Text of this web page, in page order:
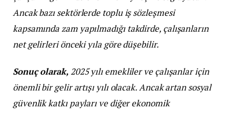
Ancak bazı sektörlerde toplu iş sözleşmesi
kapsamında zam yapılmadığı takdirde, çalışanların
net gelirleri önceki yıla göre düşebilir.
Sonuç olarak,2025 yılı emekliler ve çalışanlar için
önemli bir gelir artışı yılı olacak. Ancak artan sosyal
güvenlik katkı payları ve diğer ekonomik